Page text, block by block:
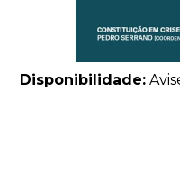
Disponibilidade: